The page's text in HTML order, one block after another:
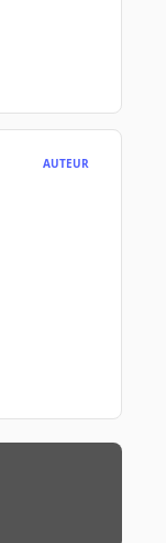
AUTEUR